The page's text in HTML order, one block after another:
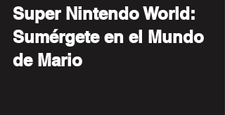
Super Nintendo World:
Sumérgete en el Mundo
de Mario